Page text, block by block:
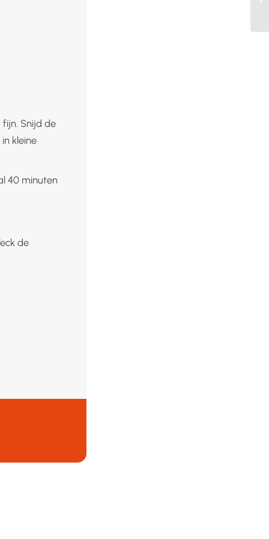
fijn. Snijd de
kleine
40 minuten
de